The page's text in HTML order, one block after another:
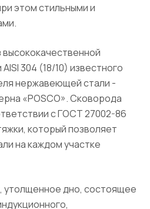
этом стильными и
высококачественной
304 (18/10) известного
нержавеющей стали -
«POSCO». Сковорода
с ГОСТ 27002-86
который позволяет
на каждом участке
утолщенное дно, состоящее